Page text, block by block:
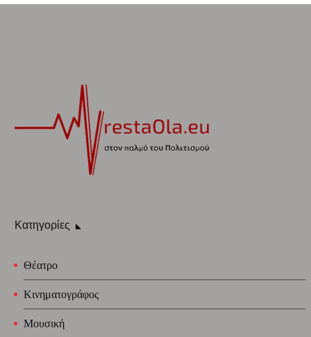
Κατηγορίες
Θέατρο
Κινηματογράφος
Μουσική